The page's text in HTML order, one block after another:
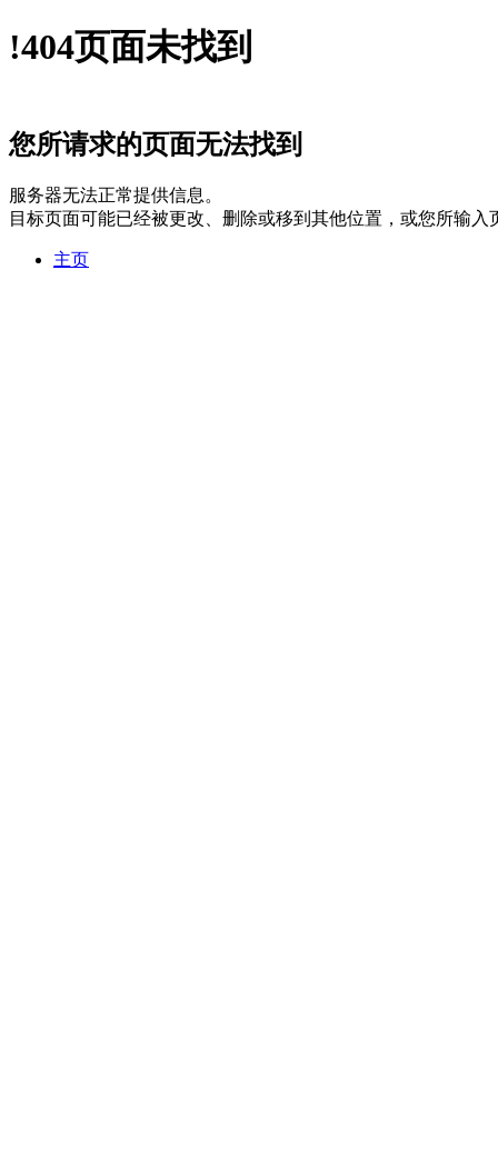
!404页面未找到
您所请求的页面无法找到
服务器无法正常提供信息。
目标页面可能已经被更改、删除或移到其他位置，或您所输入
主页